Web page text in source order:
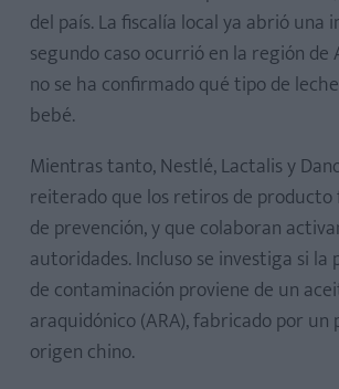
del país. La fiscalía local ya abrió una
segundo caso ocurrió en la región de
no se ha confirmado qué tipo de
bebé.
Mientras tanto, Nestlé, Lactalis y
reiterado que los retiros de
de prevención, y que colaboran
autoridades. Incluso se investiga si
de contaminación proviene de un
araquidónico (ARA), fabricado por un
origen chino.